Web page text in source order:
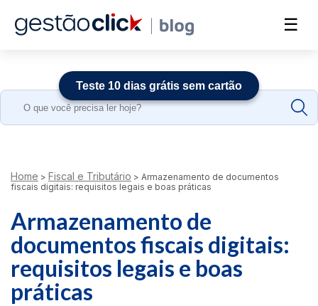
☰
Search
Home > Fiscal e Tributário > Armazenamento de documentos
fiscais digitais: requisitos legais e boas práticas
Armazenamento de
documentos fiscais digitais:
requisitos legais e boas
práticas
Teste 10 dias grátis sem cartão